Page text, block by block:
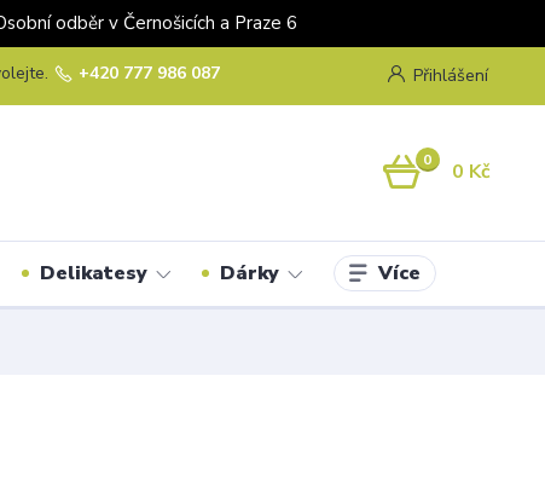
v Černošicích a Praze 6
Přihlášení
+420 777 986 087
0 0 Kč
Delikatesy Dárky Více